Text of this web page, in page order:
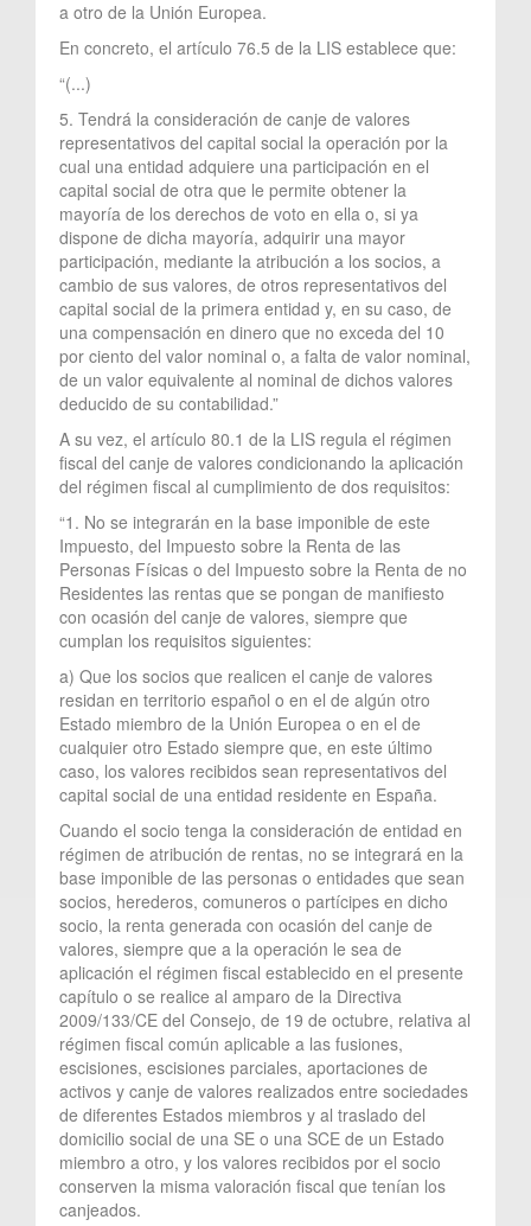
a otro de la Unión Europea.
En concreto, el artículo 76.5 de la LIS establece que:
“(...)
5. Tendrá la consideración de canje de valores
representativos del capital social la operación por la
cual una entidad adquiere una participación en el
capital social de otra que le permite obtener la
mayoría de los derechos de voto en ella o, si ya
dispone de dicha mayoría, adquirir una mayor
participación, mediante la atribución a los socios, a
cambio de sus valores, de otros representativos del
capital social de la primera entidad y, en su caso, de
una compensación en dinero que no exceda del 10
por ciento del valor nominal o, a falta de valor nominal,
de un valor equivalente al nominal de dichos valores
deducido de su contabilidad.”
A su vez, el artículo 80.1 de la LIS regula el régimen
fiscal del canje de valores condicionando la aplicación
del régimen fiscal al cumplimiento de dos requisitos:
“1. No se integrarán en la base imponible de este
Impuesto, del Impuesto sobre la Renta de las
Personas Físicas o del Impuesto sobre la Renta de no
Residentes las rentas que se pongan de manifiesto
con ocasión del canje de valores, siempre que
cumplan los requisitos siguientes:
a) Que los socios que realicen el canje de valores
residan en territorio español o en el de algún otro
Estado miembro de la Unión Europea o en el de
cualquier otro Estado siempre que, en este último
caso, los valores recibidos sean representativos del
capital social de una entidad residente en España.
Cuando el socio tenga la consideración de entidad en
régimen de atribución de rentas, no se integrará en la
base imponible de las personas o entidades que sean
socios, herederos, comuneros o partícipes en dicho
socio, la renta generada con ocasión del canje de
valores, siempre que a la operación le sea de
aplicación el régimen fiscal establecido en el presente
capítulo o se realice al amparo de la Directiva
2009/133/CE del Consejo, de 19 de octubre, relativa al
régimen fiscal común aplicable a las fusiones,
escisiones, escisiones parciales, aportaciones de
activos y canje de valores realizados entre sociedades
de diferentes Estados miembros y al traslado del
domicilio social de una SE o una SCE de un Estado
miembro a otro, y los valores recibidos por el socio
conserven la misma valoración fiscal que tenían los
canjeados.